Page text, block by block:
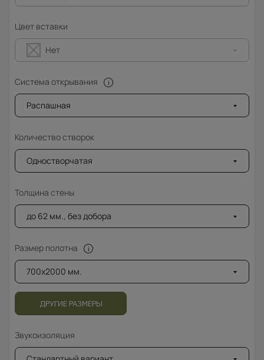
Цвет вставки
Нет
Система открывания
Распашная
Количество створок
Одностворчатая
Толщина стены
до 62 мм., без добора
Размер полотна
700x2000 мм.
ДРУГИЕ РАЗМЕРЫ
Звукоизоляция